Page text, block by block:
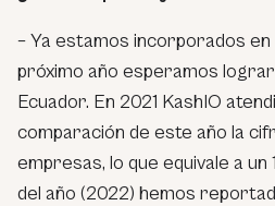
– Ya estamos incorporados en
próximo año esperamos
Ecuador. En 2021 KashIO
comparación de este año la
empresas, lo que equivale a un
del año (2022) hemos